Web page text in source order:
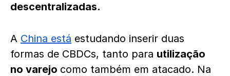
descentralizadas.
A China está estudando inserir duas
formas de CBDCs, tanto para utilização
no varejo como também em atacado. Na